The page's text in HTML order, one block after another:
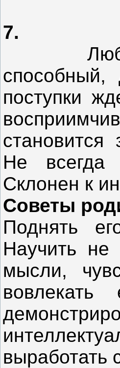
7.
Любит
поступки
Не всегда
Склонен к
Советы
Поднять
Научить не
мысли,
выработать